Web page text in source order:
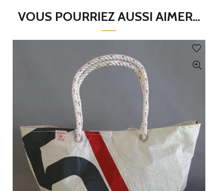
VOUS POURRIEZ AUSSI AIMER...